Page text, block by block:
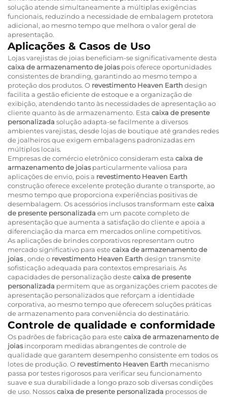
solução atende simultaneamente a múltiplas exigências
funcionais, reduzindo a necessidade de embalagem protetora
adicional, ao mesmo tempo que melhora o valor geral de
apresentação.
Aplicações & Casos de Uso
Lojas varejistas de joias beneficiam-se significativamente desta
caixa de armazenamento de joiaspois oferece oportunidades
consistentes de branding, garantindo ao mesmo tempo a
proteção dos produtos. O revestimento Heaven Earth design
facilita a gestão eficiente de estoque e a organização de
exibição, atendendo tanto às necessidades de apresentação ao
cliente quanto às de armazenamento. Esta caixa de presente
personalizada solução adapta-se facilmente a diversos
ambientes varejistas, desde lojas de boutique até grandes redes
de joalheiros que exigem embalagens padronizadas em
múltiplos locais.
Empresas de comércio eletrônico consideram esta caixa de
armazenamento de joiasparticularmente valiosa para
aplicações de envio, pois a revestimento Heaven Earth
construção oferece excelente proteção durante o transporte, ao
mesmo tempo que proporciona experiências positivas de
desembalagem. Os acessórios inclusos transformam estecaixa
de presente personalizada em um pacote completo de
apresentação que aumenta a satisfação do cliente e apoia a
diferenciação da marca em mercados online competitivos.
As aplicações de brindes corporativos representam outro
mercado significativo para estecaixa de armazenamento de
joias, onde o revestimento Heaven Earth design transmite
sofisticação adequada para contextos empresariais. As
capacidades de personalização destecaixa de presente
personalizada permitem que as organizações criem pacotes de
apresentação personalizados que reforçam a identidade
corporativa, ao mesmo tempo que oferecem soluções práticas
de armazenamento para conveniência do destinatário.
Controle de qualidade e conformidade
Os padrões de fabricação para estecaixa de armazenamento de
joiasincorporam medidas abrangentes de controle de
qualidade que garantem desempenho consistente em todos os
lotes de produção. O revestimento Heaven Earth mecanismo
passa por testes rigorosos para verificar seu funcionamento
suave e sua durabilidade a longo prazo sob diversas condições
de uso. Nossoscaixa de presente personalizada processos de